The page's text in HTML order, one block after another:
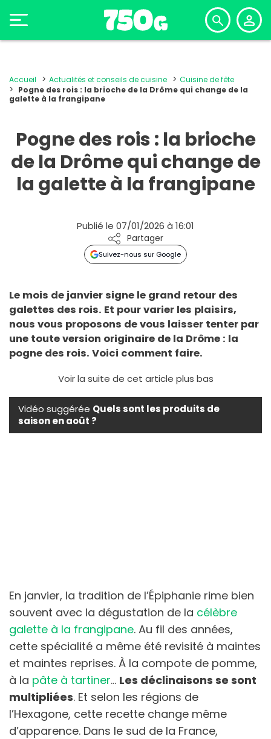
Accueil Actualités et conseils de cuisine
Cuisine de fête
Pogne des rois : la brioche de la Drôme qui change de la
galette à la frangipane
Pogne des rois : la brioche
de la Drôme qui change de
la galette à la frangipane
Publié le 07/01/2026 à 16:01
Partager
Suivez-nous sur Google
Le mois de janvier signe le grand retour des
galettes des rois. Et pour varier les plaisirs,
nous vous proposons de vous laisser tenter par
une toute version originaire de la Drôme : la
pogne des rois. Voici comment faire.
Voir la suite de cet article plus bas
Vidéo suggérée Quels sont les produits de
saison en août ?
En janvier, la tradition de l’Épiphanie rime bien
souvent avec la dégustation de la célèbre
galette à la frangipane. Au fil des années,
cette spécialité a même été revisité à maintes
et maintes reprises. À la compote de pomme,
à la pâte à tartiner… Les déclinaisons se sont
multipliées. Et selon les régions de
l’Hexagone, cette recette change même
d’apparence. Dans le sud de la France,